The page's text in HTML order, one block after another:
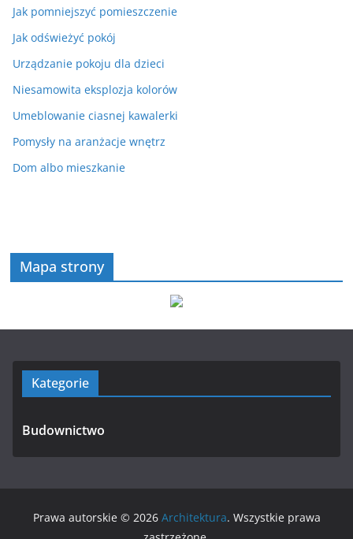
Jak pomniejszyć pomieszczenie
Jak odświeżyć pokój
Urządzanie pokoju dla dzieci
Niesamowita eksplozja kolorów
Umeblowanie ciasnej kawalerki
Pomysły na aranżacje wnętrz
Dom albo mieszkanie
Mapa strony
Kategorie
Budownictwo
Prawa autorskie © 2026 Architektura. Wszystkie prawa